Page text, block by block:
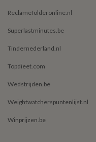
Reclamefolderonline.nl
Superlastminutes.be
Tindernederland.nl
Topdieet.com
Wedstrijden.be
Weightwatcherspuntenlijst.nl
Winprijzen.be